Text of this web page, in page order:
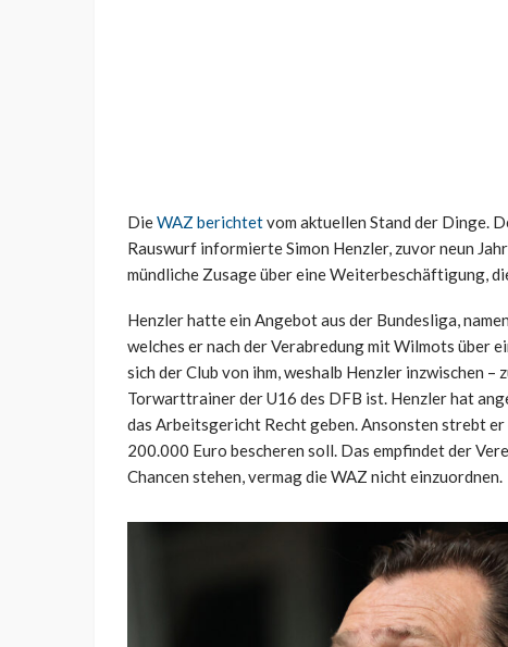
DieWAZ berichtetvom aktuellen Stand der Dinge.
Rauswurf informierte Simon Henzler, zuvor neun
mündliche Zusage über eine Weiterbeschäftigung,
Henzler hatte ein Angebot aus der Bundesliga,
welches er nach der Verabredung mit Wilmots über
sich der Club von ihm, weshalb Henzler inzwischen
Torwarttrainer der U16 des DFB ist. Henzler hat
das Arbeitsgericht Recht geben. Ansonsten strebt
200.000 Euro bescheren soll. Das empfindet der
Chancen stehen, vermag die WAZ nicht einzuordnen.